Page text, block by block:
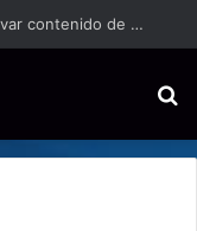
Disney y TikTok sellan alianza para llevar contenido de Marvel, Star Wars y Pixar a los creadores